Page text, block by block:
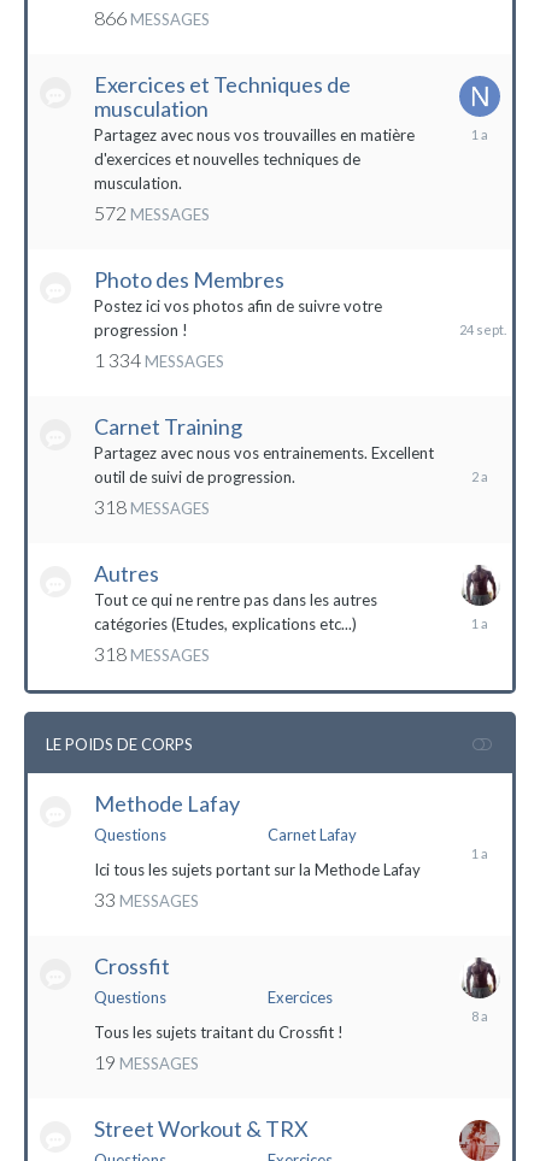
866 MESSAGES
Exercices et Techniques de
musculation
Partagez avec nous vos trouvailles en matière
d'exercices et nouvelles techniques de
musculation.
572 MESSAGES
25
Photo des Membres
Postez ici vos photos afin de suivre votre
progression !
1 334 MESSAGES
2023
Carnet Training
Partagez avec nous vos entrainements. Excellent
outil de suivi de progression.
318 MESSAGES
2022
Autres
Tout ce qui ne rentre pas dans les autres
catégories (Etudes, explications etc...)
318 MESSAGES
10
LE POIDS DE CORPS
Methode Lafay
Questions
Carnet Lafay
Ici tous les sujets portant sur la Methode Lafay
33 MESSAGES
2023
Crossfit
Questions
Exercices
Tous les sujets traitant du Crossfit !
19 MESSAGES
27
Street Workout & TRX